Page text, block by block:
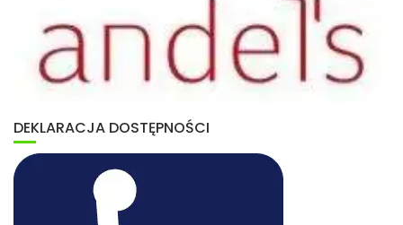
DEKLARACJA DOSTĘPNOŚCI